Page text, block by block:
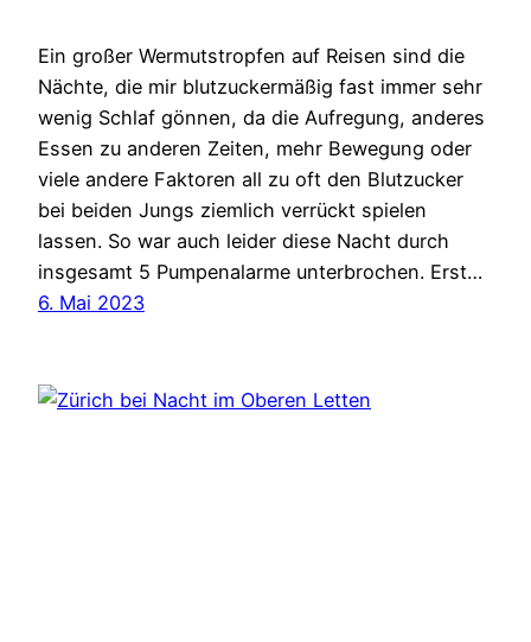
Ein großer Wermutstropfen auf Reisen sind die
Nächte, die mir blutzuckermäßig fast immer sehr
wenig Schlaf gönnen, da die Aufregung, anderes
Essen zu anderen Zeiten, mehr Bewegung oder
viele andere Faktoren all zu oft den Blutzucker
bei beiden Jungs ziemlich verrückt spielen
lassen. So war auch leider diese Nacht durch
insgesamt 5 Pumpenalarme unterbrochen. Erst…
6. Mai 2023